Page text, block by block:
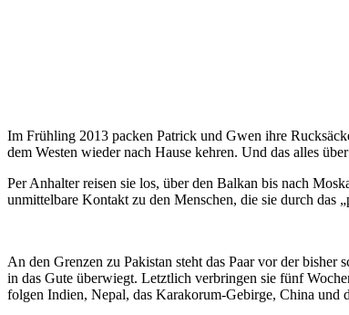
Im Frühling 2013 packen Patrick und Gwen ihre
dem Westen wieder nach Hause kehren. Und das alles
Per Anhalter reisen sie los, über den Balkan bis nach
unmittelbare Kontakt zu den Menschen, die sie durch das
An den Grenzen zu Pakistan steht das Paar vor der
in das Gute überwiegt. Letztlich verbringen sie fünf
folgen Indien, Nepal, das Karakorum-Gebirge, China